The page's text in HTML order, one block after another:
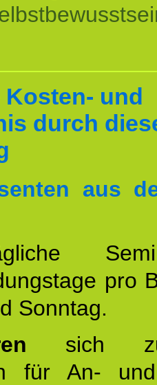
und
durch
aus
pro
Sonntag.
sich
für An-